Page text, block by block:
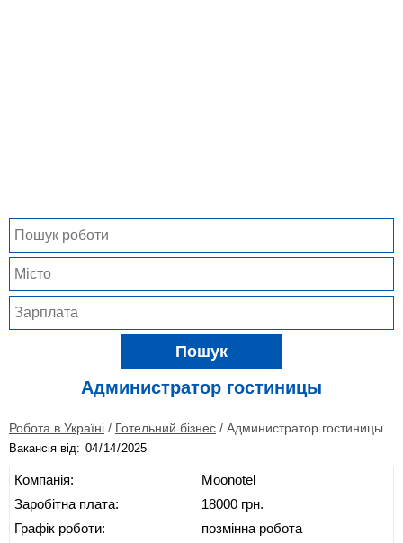
Пошук
Администратор гостиницы
Робота в Україні / Готельний бізнес / Администратор гостиницы
Вакансія від:
Компанія:
Заробітна плата:
Графік роботи:
Moonotel
18000 грн.
позмінна робота